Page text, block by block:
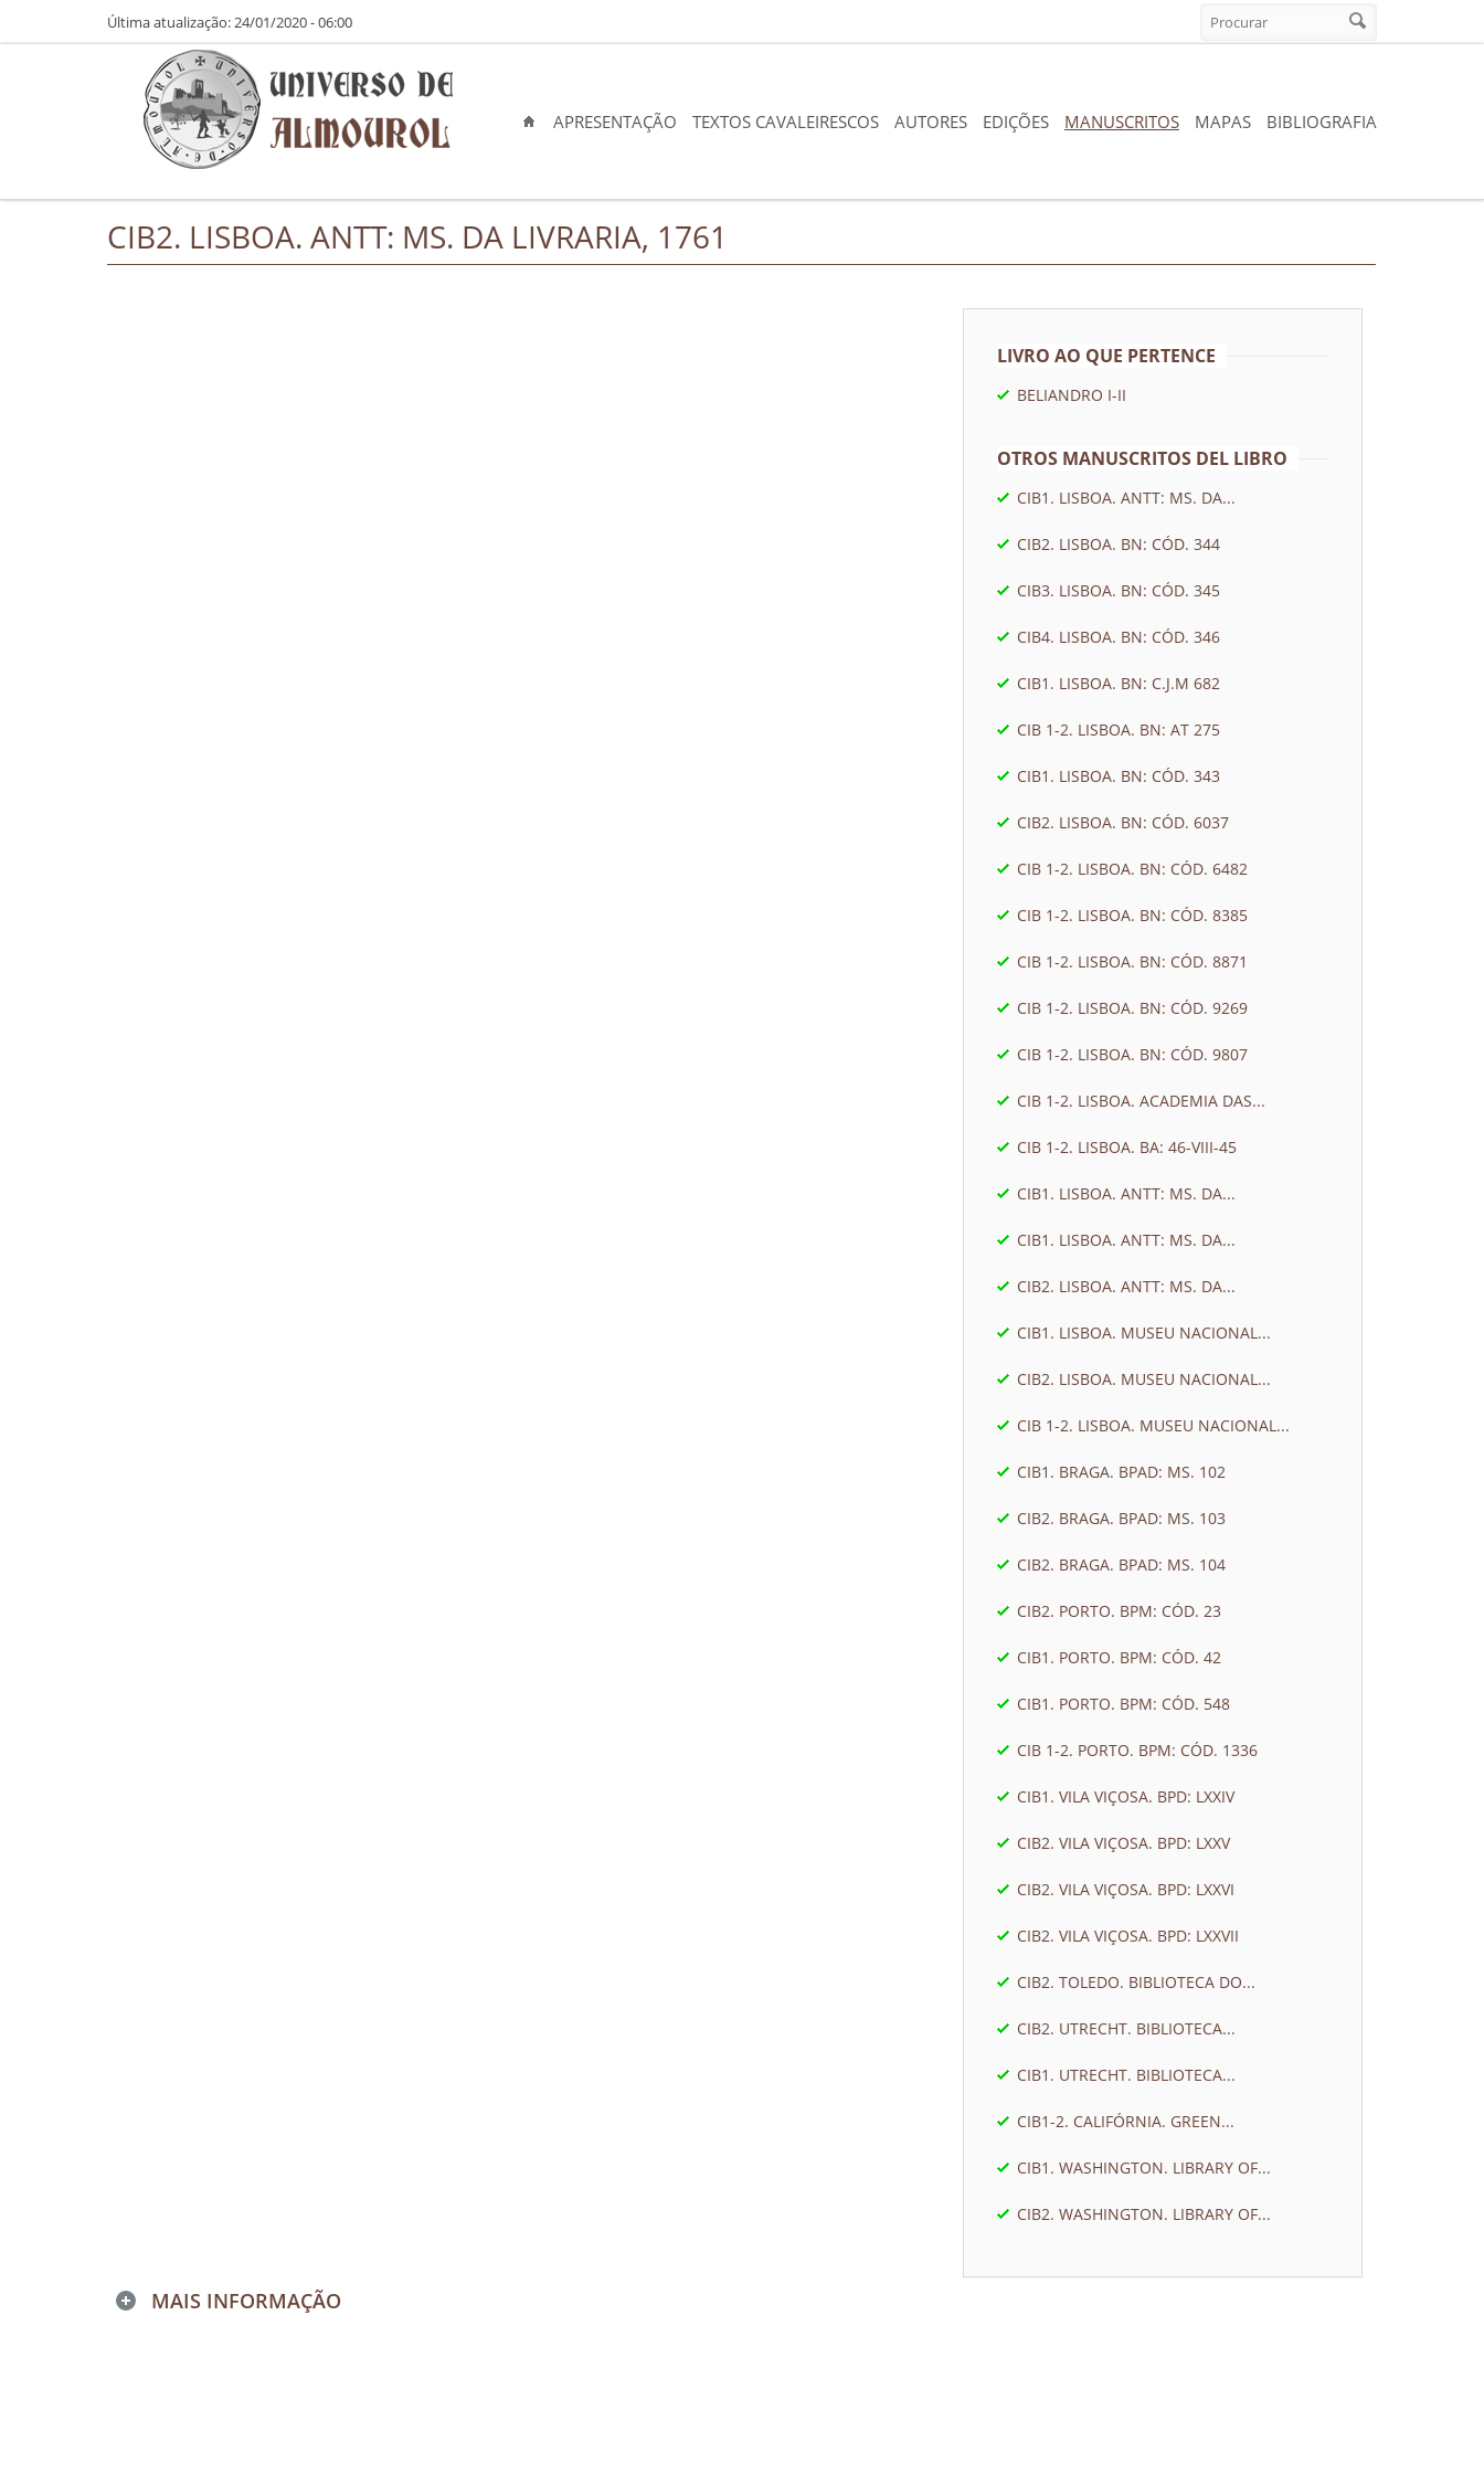
Pasar al contenido principal
Última atualização: 24/01/2020 - 06:00 Formulario de búsqueda
Procurar
APRESENTAÇÃO TEXTOS CAVALEIRESCOS AUTORES EDIÇÕES MANUSCRITOS MAPAS BIBLIOGRAFIA
CIB2. LISBOA. ANTT: MS. DA LIVRARIA, 1761
LIVRO AO QUE PERTENCE
BELIANDRO I-II
OTROS MANUSCRITOS DEL LIBRO
CIB1. LISBOA. ANTT: MS. DA...
CIB2. LISBOA. BN: CÓD. 344
CIB3. LISBOA. BN: CÓD. 345
CIB4. LISBOA. BN: CÓD. 346
CIB1. LISBOA. BN: C.J.M 682
CIB 1-2. LISBOA. BN: AT 275
CIB1. LISBOA. BN: CÓD. 343
CIB2. LISBOA. BN: CÓD. 6037
CIB 1-2. LISBOA. BN: CÓD. 6482
CIB 1-2. LISBOA. BN: CÓD. 8385
CIB 1-2. LISBOA. BN: CÓD. 8871
CIB 1-2. LISBOA. BN: CÓD. 9269
CIB 1-2. LISBOA. BN: CÓD. 9807
CIB 1-2. LISBOA. ACADEMIA DAS...
CIB 1-2. LISBOA. BA: 46-VIII-45
CIB1. LISBOA. ANTT: MS. DA...
CIB1. LISBOA. ANTT: MS. DA...
CIB2. LISBOA. ANTT: MS. DA...
CIB1. LISBOA. MUSEU NACIONAL...
CIB2. LISBOA. MUSEU NACIONAL...
CIB 1-2. LISBOA. MUSEU NACIONAL...
CIB1. BRAGA. BPAD: MS. 102
CIB2. BRAGA. BPAD: MS. 103
CIB2. BRAGA. BPAD: MS. 104
CIB2. PORTO. BPM: CÓD. 23
CIB1. PORTO. BPM: CÓD. 42
CIB1. PORTO. BPM: CÓD. 548
CIB 1-2. PORTO. BPM: CÓD. 1336
CIB1. VILA VIÇOSA. BPD: LXXIV
CIB2. VILA VIÇOSA. BPD: LXXV
CIB2. VILA VIÇOSA. BPD: LXXVI
CIB2. VILA VIÇOSA. BPD: LXXVII
CIB2. TOLEDO. BIBLIOTECA DO...
CIB2. UTRECHT. BIBLIOTECA...
CIB1. UTRECHT. BIBLIOTECA...
CIB1-2. CALIFÓRNIA. GREEN...
CIB1. WASHINGTON. LIBRARY OF...
CIB2. WASHINGTON. LIBRARY OF...
MAIS INFORMAÇÃO